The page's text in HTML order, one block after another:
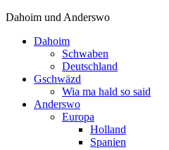
Dahoim und Anderswo
Dahoim
Schwaben
Deutschland
Gschwäzd
Wia ma hald so said
Anderswo
Europa
Holland
Spanien